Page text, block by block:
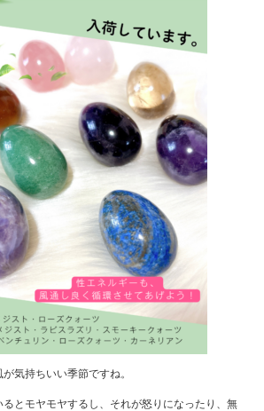
気持ちいい季節ですね。
とモヤモヤするし、それが怒りになったり、無